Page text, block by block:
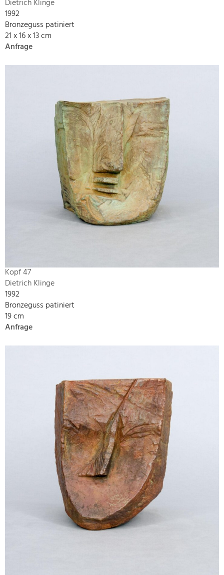
Dietrich Klinge
1992
Bronzeguss patiniert
21 x 16 x 13 cm
Anfrage
Kopf 47
Dietrich Klinge
1992
Bronzeguss patiniert
19 cm
Anfrage